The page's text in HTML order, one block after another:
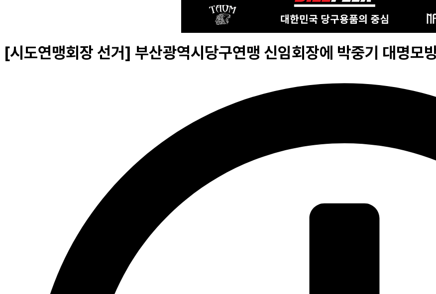
[시도연맹회장 선거] 부산광역시당구연맹 신임회장에 박중기 대명모